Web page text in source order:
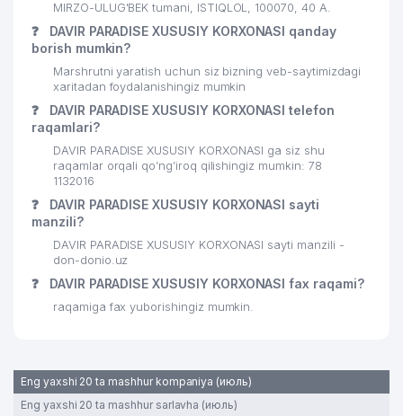
MIRZO-ULUG'BEK tumani, ISTIQLOL, 100070, 40 А.
❓
DAVIR PARADISE XUSUSIY KORXONASI qanday
borish mumkin?
Marshrutni yaratish uchun siz bizning veb-saytimizdagi
xaritadan foydalanishingiz mumkin
❓
DAVIR PARADISE XUSUSIY KORXONASI telefon
raqamlari?
DAVIR PARADISE XUSUSIY KORXONASI ga siz shu
raqamlar orqali qo’ng’iroq qilishingiz mumkin: 78
1132016
❓
DAVIR PARADISE XUSUSIY KORXONASI sayti
manzili?
DAVIR PARADISE XUSUSIY KORXONASI sayti manzili -
don-donio.uz
❓ DAVIR PARADISE XUSUSIY KORXONASI fax raqami?
raqamiga fax yuborishingiz mumkin.
Eng yaxshi 20 ta mashhur kompaniya (июль)
Eng yaxshi 20 ta mashhur sarlavha (июль)